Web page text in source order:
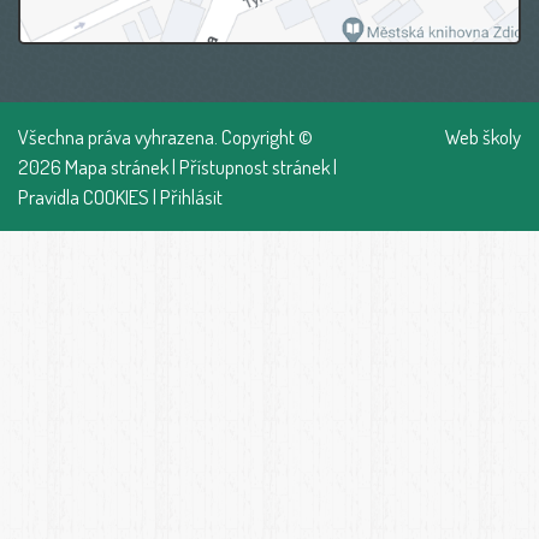
Všechna práva vyhrazena. Copyright ©
2026Mapa stránek|Přístupnost stránek|
Pravidla COOKIES|Přihlásit
Web školy